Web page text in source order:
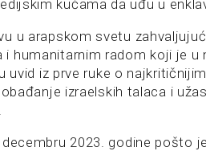
kućama da uđu u
u arapskom svetu
humanitarnim radom koji je u
uvid iz prve ruke o
izraelskih talaca i
2023. godine pošto